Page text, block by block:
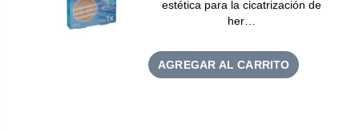
estética para la cicatrización de
her…
AGREGAR AL CARRITO